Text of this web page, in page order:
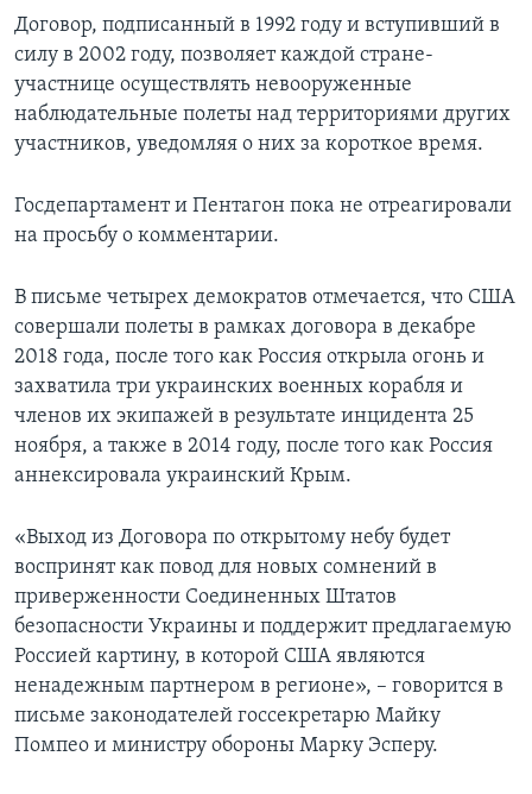
Договор, подписанный в 1992 году и вступивший в
силу в 2002 году, позволяет каждой стране-
участнице осуществлять невооруженные
наблюдательные полеты над территориями других
участников, уведомляя о них за короткое время.
Госдепартамент и Пентагон пока не отреагировали
на просьбу о комментарии.
В письме четырех демократов отмечается, что США
совершали полеты в рамках договора в декабре
2018 года, после того как Россия открыла огонь и
захватила три украинских военных корабля и
членов их экипажей в результате инцидента 25
ноября, а также в 2014 году, после того как Россия
аннексировала украинский Крым.
«Выход из Договора по открытому небу будет
воспринят как повод для новых сомнений в
приверженности Соединенных Штатов
безопасности Украины и поддержит предлагаемую
Россией картину, в которой США являются
ненадежным партнером в регионе», – говорится в
письме законодателей госсекретарю Майку
Помпео и министру обороны Марку Эсперу.